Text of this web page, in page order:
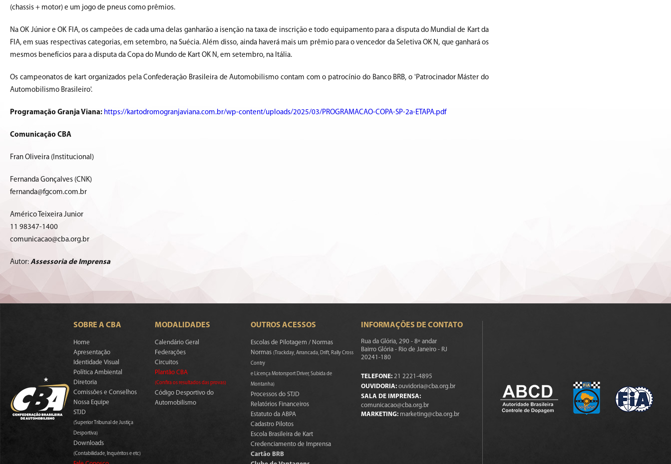
(chassis + motor) e um jogo de pneus como prêmios.
Na OK Júnior e OK FIA, os campeões de cada uma delas ganharão a isenção na taxa de inscrição e todo equipamento para a disputa do Mundial de Kart da
FIA, em suas respectivas categorias, em setembro, na Suécia. Além disso, ainda haverá mais um prêmio para o vencedor da Seletiva OK N, que ganhará os
mesmos benefícios para a disputa da Copa do Mundo de Kart OK N, em setembro, na Itália.
Os campeonatos de kart organizados pela Confederação Brasileira de Automobilismo contam com o patrocínio do Banco BRB, o 'Patrocinador Máster do
Automobilismo Brasileiro'.
Programação Granja Viana: https://kartodromogranjaviana.com.br/wp-content/uploads/2025/03/PROGRAMACAO-COPA-SP-2a-ETAPA.pdf
Comunicação CBA
Fran Oliveira (Institucional)
Fernanda Gonçalves (CNK)
fernanda@fgcom.com.br
Américo Teixeira Junior
11 98347-1400
comunicacao@cba.org.br
Autor: Assessoria de Imprensa
SOBRE A CBA
Home
Apresentação
Identidade Visual
Política Ambiental
Diretoria
Comissões e Conselhos
Nossa Equipe
STJD
(Superior Tribunal de Justiça
Desportiva)
Downloads
(Contabilidade, Inquéritos e etc)
MODALIDADES
Calendário Geral
Federações
Circuitos
Plantão CBA
(Confira os resultados das provas)
Código Desportivo do
Automobilismo
OUTROS ACESSOS
Escolas de Pilotagem / Normas
Normas(Trackday, Arrancada, Drift, Rally Cross
Contry
e Licença Motorsport Driver, Subida de
Montanha)
Processos do STJD
Relatórios Financeiros
Estatuto da ABPA
Cadastro Pilotos
Escola Brasileira de Kart
Credenciamento de Imprensa
Cartão BRB
INFORMAÇÕES DE CONTATO
Rua da Glória, 290 - 8º andar
Bairro Glória - Rio de Janeiro - RJ
20241-180
TELEFONE: 21 2221-4895
OUVIDORIA: ouvidoria@cba.org.br
SALA DE IMPRENSA:
comunicacao@cba.org.br
MARKETING: marketing@cba.org.br